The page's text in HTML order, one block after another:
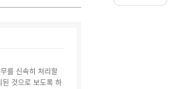
를 신속히 처리할
것으로 보도록 하